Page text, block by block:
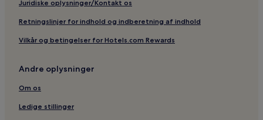
Juridiske oplysninger/Kontakt os
Retningslinjer for indhold og indberetning af indhold
Vilkår og betingelser for Hotels.com Rewards
Andre oplysninger
Om os
Ledige stillinger